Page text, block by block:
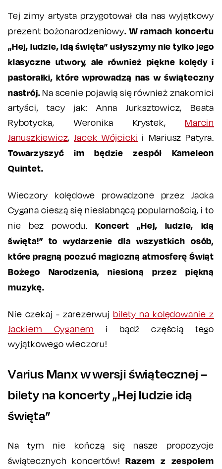
Tej zimy artysta przygotował dla nas wyjątkowy
prezent bożonarodzeniowy. W ramach koncertu
„Hej, ludzie, idą święta” usłyszymy nie tylko jego
klasyczne utwory, ale również piękne kolędy i
pastorałki, które wprowadzą nas w świąteczny
nastrój. Na scenie pojawią się również znakomici
artyści, tacy jak: Anna Jurksztowicz, Beata
Rybotycka, Weronika Krystek, Marcin
Januszkiewicz,Jacek Wójcicki i Mariusz Patyra.
Towarzyszyć im będzie zespół Kameleon
Quintet.
Wieczory kolędowe prowadzone przez Jacka
Cygana cieszą się niesłabnącą popularnością, i to
nie bez powodu.Koncert „Hej, ludzie, idą
święta!” to wydarzenie dla wszystkich osób,
które pragną poczuć magiczną atmosferę Świąt
Bożego Narodzenia, niesioną przez piękną
muzykę.
Nie czekaj - zarezerwuj bilety na kolędowanie z
Jackiem Cyganem
i bądź częścią tego
wyjątkowego wieczoru!
Varius Manx w wersji świątecznej –
bilety na koncerty „Hej ludzie idą
święta”
Na tym nie kończą się nasze propozycje
świątecznych koncertów!Razem z zespołem